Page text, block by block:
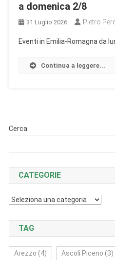
a domenica 2/8
31 Luglio 2026 Pietro
Eventi in Emilia-Romagna da
Continua a leggere...
Cerca
CATEGORIE
Categorie
TAG
Arezzo (4) Ascoli Piceno (3)